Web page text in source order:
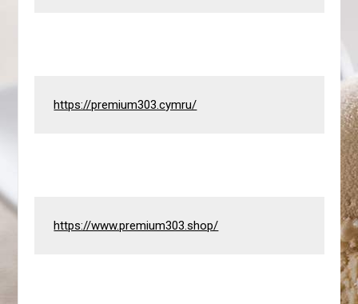
https://premium303.cymru/
https://www.premium303.shop/